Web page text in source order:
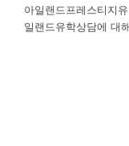
아일랜드프레스티지
일랜드유학상담에 대